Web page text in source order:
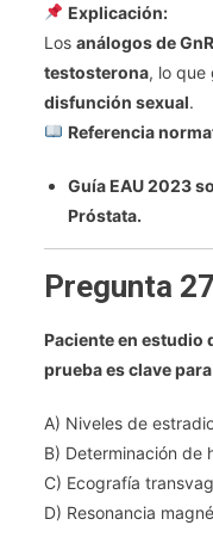
Explicación:
Losanálogos de
testosterona, lo
disfunción sexual.
Referencia
Guía EAU 2023
Próstata.
Pregunta
Paciente en estudio
prueba es clave
A) Niveles de
B) Determinación de
C) Ecografía
D) Resonancia